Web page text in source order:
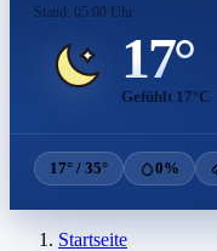
Stand: 05:00 Uhr
17°
Gefühlt 17°C
17° / 35° 0%
Startseite